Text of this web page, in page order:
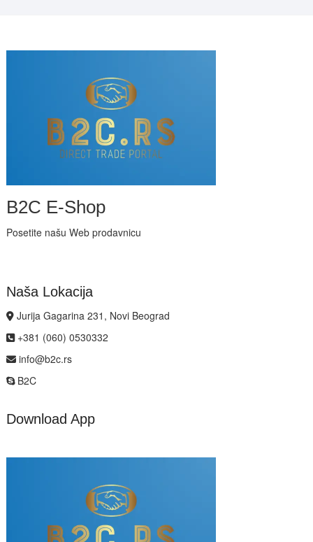
B2C E-Shop
Posetite našu Web prodavnicu
Naša Lokacija
Jurija Gagarina 231, Novi Beograd
+381 (060) 0530332
info@b2c.rs
B2C
Download App